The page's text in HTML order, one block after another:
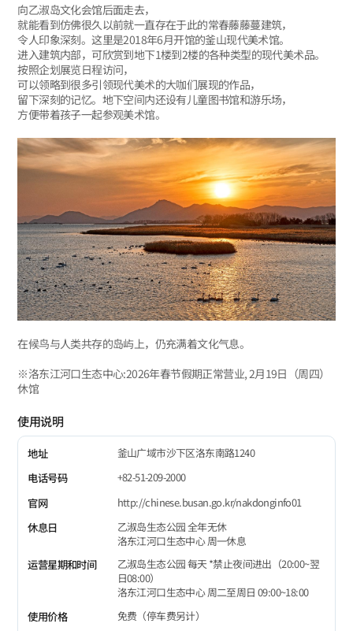
向乙淑岛文化会馆后面走去，
就能看到仿佛很久以前就一直存在于此的常春藤藤蔓建筑，
令人印象深刻。这里是2018年6月开馆的釜山现代美术馆。
进入建筑内部，可欣赏到地下1楼到2楼的各种类型的现代美术品。
按照企划展览日程访问，
可以领略到很多引领现代美术的大咖们展现的作品，
留下深刻的记忆。地下空间内还设有儿童图书馆和游乐场，
方便带着孩子一起参观美术馆。
在候鸟与人类共存的岛屿上，仍充满着文化气息。
※洛东江河口生态中心:2026年春节假期正常营业, 2月19日（周四）
休馆
使用说明
地址
釜山广域市沙下区洛东南路1240
电话号码
+82-51-209-2000
官网
http://chinese.busan.go.kr/nakdonginfo01
休息日
乙淑岛生态公园 全年无休
洛东江河口生态中心 周一休息
运营星期和时间
乙淑岛生态公园 每天 *禁止夜间进出（20:00~翌
日08:00）
洛东江河口生态中心 周二至周日 09:00~18:00
使用价格
免费（停车费另计）